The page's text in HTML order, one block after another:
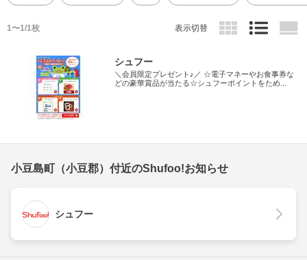
1〜1/1枚 表示切替
シュフー
＼会員限定プレゼント♪／ ☆電子マネーやお食事券な
どの豪華賞品が当たる☆シュフーポイントをため...
小豆島町（小豆郡）付近のShufoo!お知らせ
シュフー